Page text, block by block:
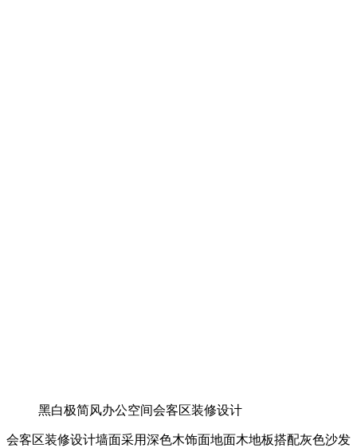
黑白极简风办公空间会客区装修设计
会客区装修设计墙面采用深色木饰面地面木地板搭配灰色沙发